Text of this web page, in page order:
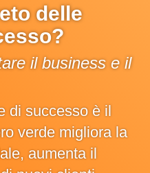
delle
il business e il
di successo è il
verde migliora la
aumenta il